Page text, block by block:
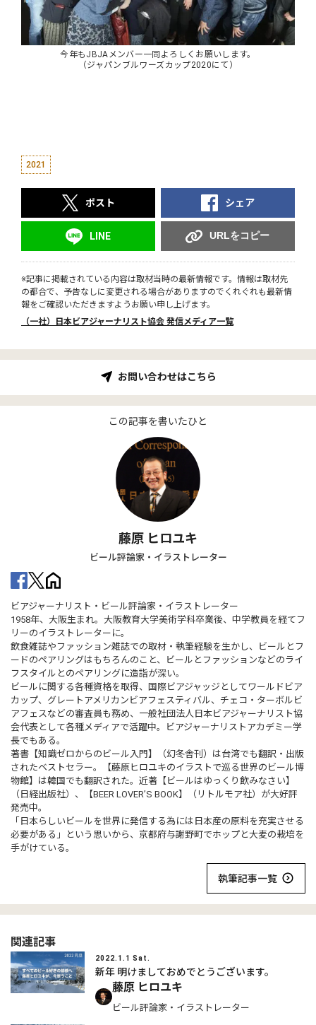
今年もJBJAメンバー一同よろしくお願いします。
（ジャパンブルワーズカップ2020にて）
2021
ポスト シェア
LINE URLをコピー
※記事に掲載されている内容は取材当時の最新情報です。情報は取材先
の都合で、予告なしに変更される場合がありますのでくれぐれも最新情
報をご確認いただきますようお願い申し上げます。
（一社）日本ビアジャーナリスト協会 発信メディア一覧
お問い合わせはこちら
この記事を書いたひと
藤原 ヒロユキ
ビール評論家・イラストレーター
ビアジャーナリスト・ビール評論家・イラストレーター
1958年、大阪生まれ。大阪教育大学美術学科卒業後、中学教員を経てフ
リーのイラストレーターに。
飲食雑誌やファッション雑誌での取材・執筆経験を生かし、ビールとフ
ードのペアリングはもちろんのこと、ビールとファッションなどのライ
フスタイルとのペアリングに造詣が深い。
ビールに関する各種資格を取得、国際ビアジャッジとしてワールドビア
カップ、グレートアメリカンビアフェスティバル、チェコ・ターボルビ
アフェスなどの審査員も務め、一般社団法人日本ビアジャーナリスト協
会代表として各種メディアで活躍中。ビアジャーナリストアカデミー学
長でもある。
著書【知識ゼロからのビール入門】（幻冬舎刊）は台湾でも翻訳・出版
されたベストセラー。【藤原ヒロユキのイラストで巡る世界のビール博
物館】は韓国でも翻訳された。近著【ビールはゆっくり飲みなさい】
（日経出版社）、【BEER LOVER’S BOOK】（リトルモア社）が大好評
発売中。
「日本らしいビールを世界に発信する為には日本産の原料を充実させる
必要がある」という思いから、京都府与謝野町でホップと大麦の栽培を
手がけている。
執筆記事一覧
関連記事
2022.1.1 Sat.
新年 明けましておめでとうございます。
藤原 ヒロユキ
ビール評論家・イラストレーター